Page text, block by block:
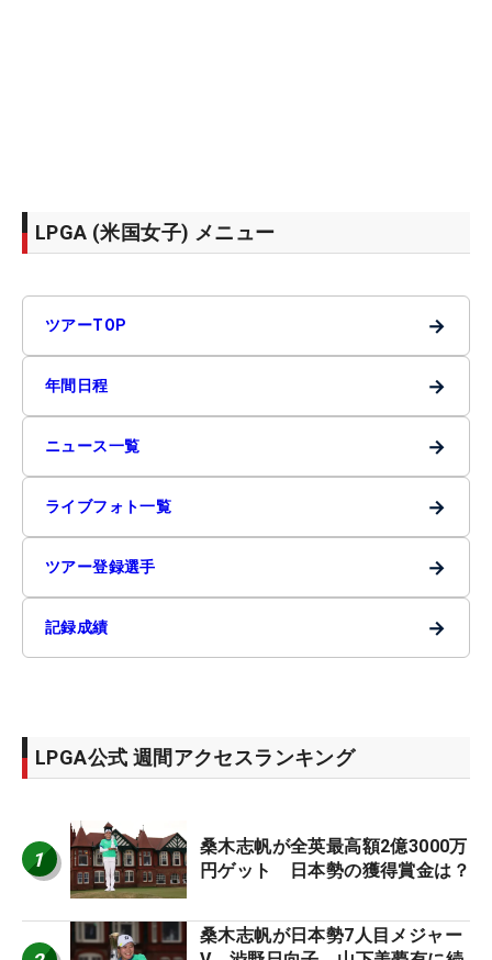
LPGA (米国女子) メニュー
ツアーTOP →
年間日程 →
ニュース一覧 →
ライブフォト一覧 →
ツアー登録選手 →
記録成績 →
LPGA公式 週間アクセスランキング
1
桑木志帆が全英最高額2億3000万
円ゲット 日本勢の獲得賞金は？
桑木志帆が日本勢7人目メジャー